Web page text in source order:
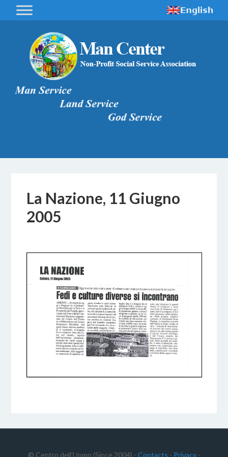
La Nazione, 11 Giugno
2005
© Centro dell'Uomo (Since 2004) - Contacts - Privacy-